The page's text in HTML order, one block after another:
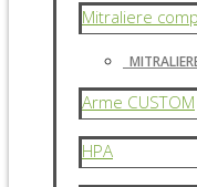
Mitraliere
Arme CUSTOM
HPA